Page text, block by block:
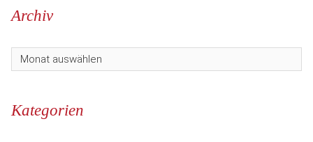
Archiv
Kategorien